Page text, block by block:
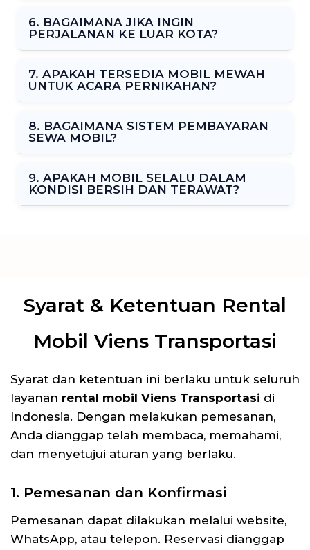
6. BAGAIMANA JIKA INGIN
PERJALANAN KE LUAR KOTA?
7. APAKAH TERSEDIA MOBIL MEWAH
UNTUK ACARA PERNIKAHAN?
8. BAGAIMANA SISTEM PEMBAYARAN
SEWA MOBIL?
9. APAKAH MOBIL SELALU DALAM
KONDISI BERSIH DAN TERAWAT?
Syarat & Ketentuan Rental
Mobil Viens Transportasi
Syarat dan ketentuan ini berlaku untuk seluruh
layanan rental mobil Viens Transportasi di
Indonesia. Dengan melakukan pemesanan,
Anda dianggap telah membaca, memahami,
dan menyetujui aturan yang berlaku.
1. Pemesanan dan Konfirmasi
Pemesanan dapat dilakukan melalui website,
WhatsApp, atau telepon. Reservasi dianggap